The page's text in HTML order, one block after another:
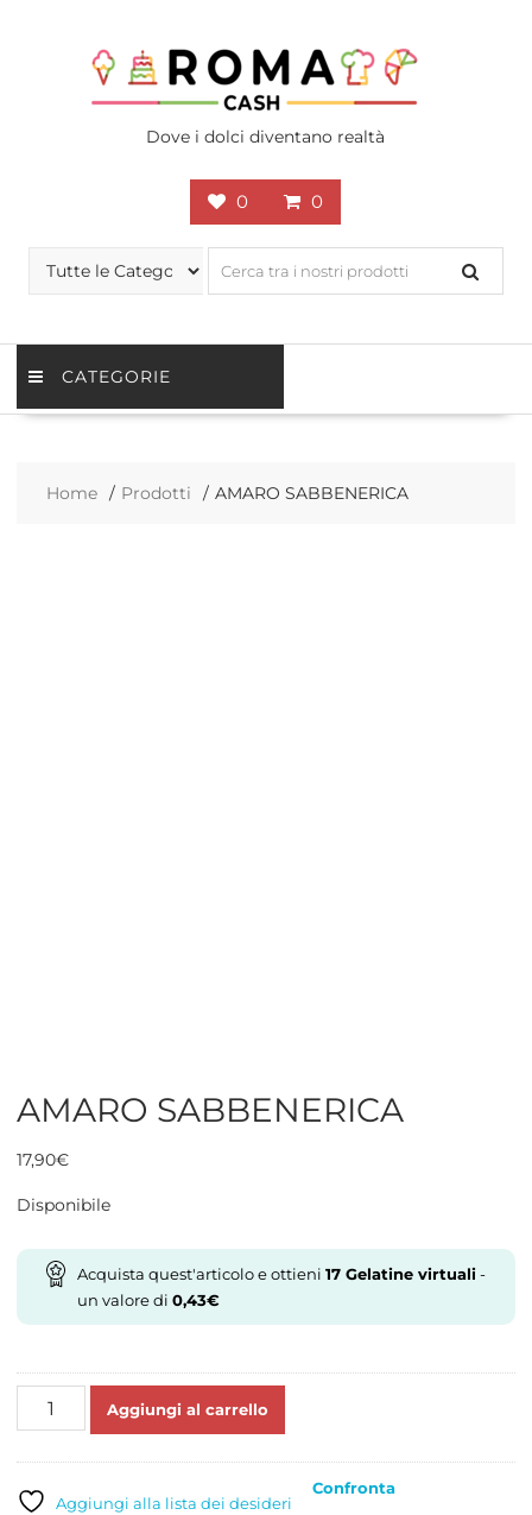
Dove i dolci diventano realtà
0 0
CATEGORIE
Home Prodotti AMARO SABBENERICA
AMARO SABBENERICA
17,90€
Disponibile
Acquista quest'articolo e ottieni 17Gelatine virtuali-
un valore di 0,43€
AMARO
SABBENERICA
Aggiungi al carrello
Aggiungi alla lista dei desideri
Confronta